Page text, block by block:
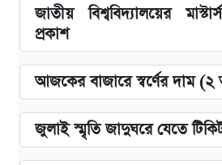
জাতীয় বিশ্ববিদ্যালয়ের
প্রকাশ
আজকের বাজারে স্বর্ণের দাম
জুলাই স্মৃতি জাদুঘরে যেতে